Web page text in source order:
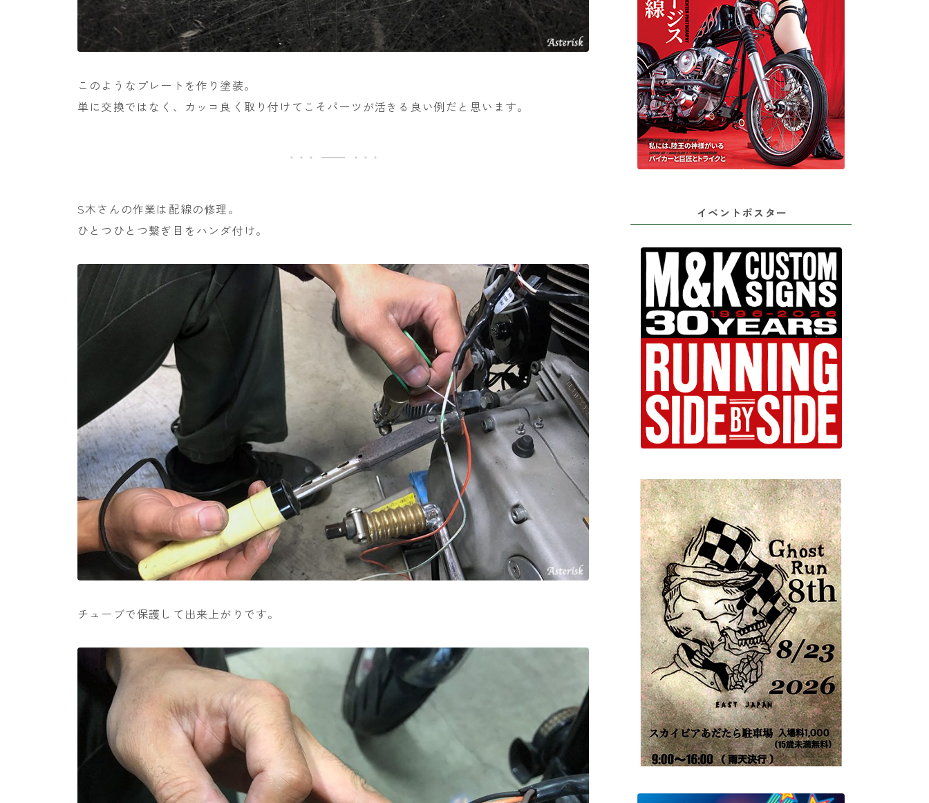
このようなプレートを作り塗装。
単に交換ではなく、カッコ良く取り付けてこそパーツが活きる良い例だと思います。
S木さんの作業は配線の修理。
ひとつひとつ繋ぎ目をハンダ付け。
チューブで保護して出来上がりです。
イベントポスター